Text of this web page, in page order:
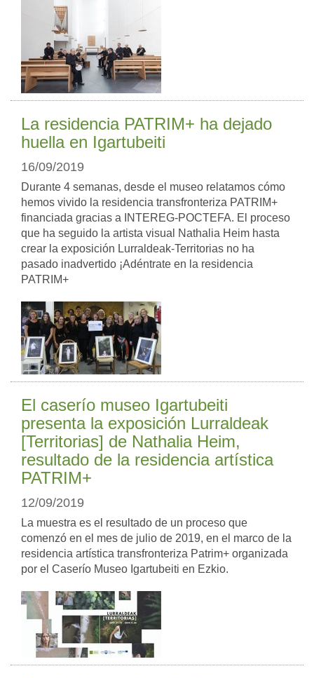
La residencia PATRIM+ ha dejado
huella en Igartubeiti
16/09/2019
Durante 4 semanas, desde el museo relatamos cómo
hemos vivido la residencia transfronteriza PATRIM+
financiada gracias a INTEREG-POCTEFA. El proceso
que ha seguido la artista visual Nathalia Heim hasta
crear la exposición Lurraldeak-Territorias no ha
pasado inadvertido ¡Adéntrate en la residencia
PATRIM+
El caserío museo Igartubeiti
presenta la exposición Lurraldeak
[Territorias] de Nathalia Heim,
resultado de la residencia artística
PATRIM+
12/09/2019
La muestra es el resultado de un proceso que
comenzó en el mes de julio de 2019, en el marco de la
residencia artística transfronteriza Patrim+ organizada
por el Caserío Museo Igartubeiti en Ezkio.